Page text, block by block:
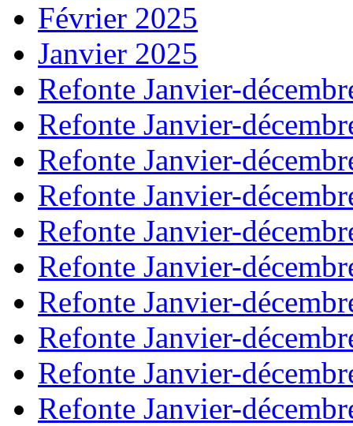
Février 2025
Janvier 2025
Refonte Janvier-
Refonte Janvier-
Refonte Janvier-
Refonte Janvier-
Refonte Janvier-
Refonte Janvier-
Refonte Janvier-
Refonte Janvier-
Refonte Janvier-
Refonte Janvier-